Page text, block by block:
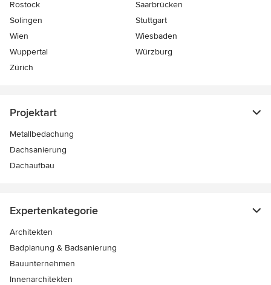
Rostock
Saarbrücken
Solingen
Stuttgart
Wien
Wiesbaden
Wuppertal
Würzburg
Zürich
Projektart
Metallbedachung
Dachsanierung
Dachaufbau
Expertenkategorie
Architekten
Badplanung & Badsanierung
Bauunternehmen
Innenarchitekten